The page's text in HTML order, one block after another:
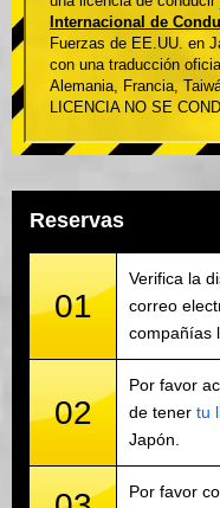
Internacional de
Fuerzas de EE.UU. en
con una traducción
Alemania, Francia,
LICENCIA NO SE
Reservas
01
Verifica la
correo
compañías
02
Por favor
de tener tu
Japón.
Por favor